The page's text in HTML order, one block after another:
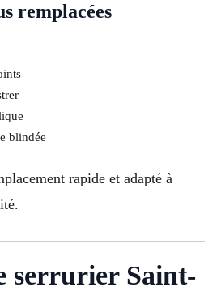
remplacées
blindée
rapide et adapté à
serrurier Saint-